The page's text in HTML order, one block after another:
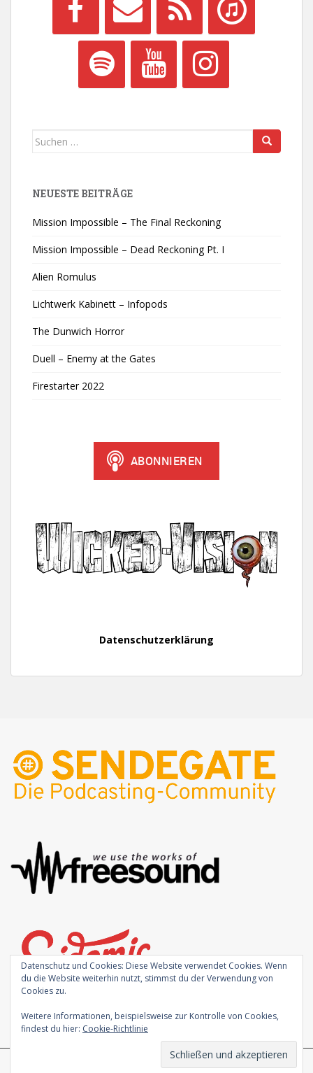
Suchen
NEUESTE BEITRÄGE
Mission Impossible – The Final Reckoning
Mission Impossible – Dead Reckoning Pt. I
Alien Romulus
Lichtwerk Kabinett – Infopods
The Dunwich Horror
Duell – Enemy at the Gates
Firestarter 2022
Datenschutzerklärung
Powered byWordPress
Datenschutz und Cookies: Diese Website verwendet Cookies. Wenn
du die Website weiterhin nutzt, stimmst du der Verwendung von
Cookies zu.
Weitere Informationen, beispielsweise zur Kontrolle von Cookies,
findest du hier: Cookie-Richtlinie